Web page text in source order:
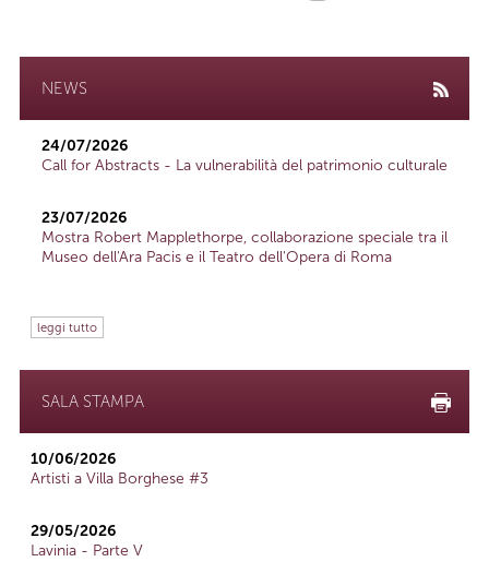
NEWS
24/07/2026
Call for Abstracts - La vulnerabilità del patrimonio culturale
23/07/2026
Mostra Robert Mapplethorpe, collaborazione speciale tra il
Museo dell'Ara Pacis e il Teatro dell'Opera di Roma
leggi tutto
SALA STAMPA
10/06/2026
Artisti a Villa Borghese #3
29/05/2026
Lavinia - Parte V